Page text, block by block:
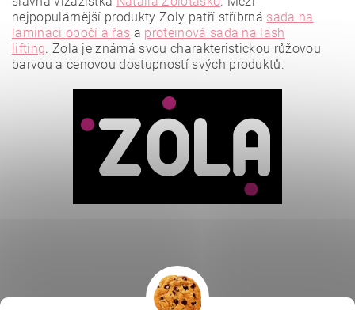
Vložením hodnocení souhlasíte sezásadami ochrany
nejpopulárnější produkty Zoly patří stříbrná sada na
laminaci obočí a řas a proteinová sada na lash
lifting. Zola je známá svou charakteristickou růžovou
barvou a cenovou dostupností svých produktů.